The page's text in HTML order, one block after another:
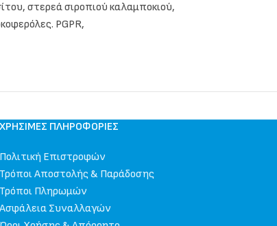
στερεά σιροπιού καλαμποκιού,
PGPR,
ΧΡΉΣΙΜΕΣ ΠΛΗΡΟΦΟΡΊΕΣ
Πολιτική Επιστροφών
Τρόποι Αποστολής & Παράδοσης
Τρόποι Πληρωμών
Ασφάλεια Συναλλαγών